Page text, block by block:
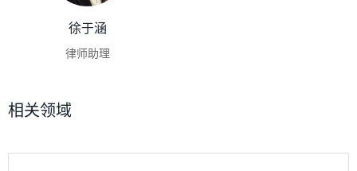
徐于涵
律师助理
相关领域